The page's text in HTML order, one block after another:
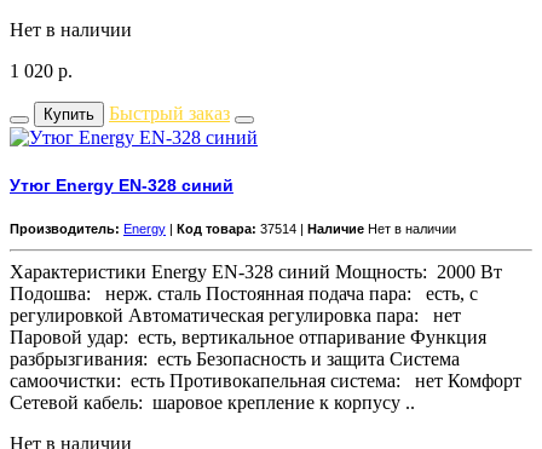
Нет в наличии
1 020 р.
Купить Быстрый заказ
Утюг Energy EN-328 синий
Производитель: Energy Код товара: 37514 | Наличие Нет в наличии
Характеристики Energy EN-328 синий Мощность: 2000 Вт
Подошва: нерж. сталь Постоянная подача пара: есть, с
регулировкой Автоматическая регулировка пара: нет
Паровой удар: есть, вертикальное отпаривание Функция
разбрызгивания: есть Безопасность и защита Система
самоочистки: есть Противокапельная система: нет Комфорт
Сетевой кабель: шаровое крепление к корпусу ..
Нет в наличии